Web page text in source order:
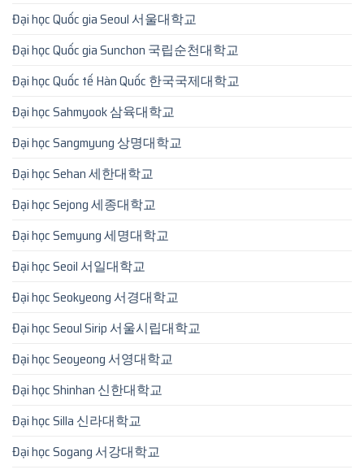
Đại học Quốc gia Seoul 서울대학교
Đại học Quốc gia Sunchon 국립순천대학교
Đại học Quốc tế Hàn Quốc 한국국제대학교
Đại học Sahmyook 삼육대학교
Đại học Sangmyung 상명대학교
Đại học Sehan 세한대학교
Đại học Sejong 세종대학교
Đại học Semyung 세명대학교
Đại học Seoil 서일대학교
Đại học Seokyeong 서경대학교
Đại học Seoul Sirip 서울시립대학교
Đại học Seoyeong 서영대학교
Đại học Shinhan 신한대학교
Đại học Silla 신라대학교
Đại học Sogang 서강대학교